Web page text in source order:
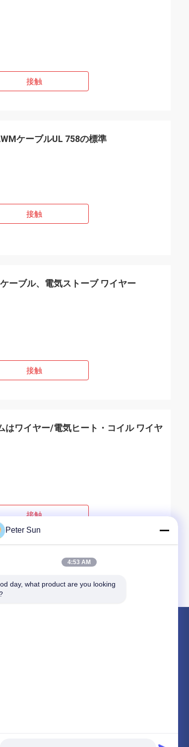
接触
ケーブルUL 758の標準
接触
ーブル、電気ストーブ ワイヤー
接触
はワイヤー/電気ヒート・コイル ワイヤ
接触
Peter Sun
4:53 AM
day, what product are you looking